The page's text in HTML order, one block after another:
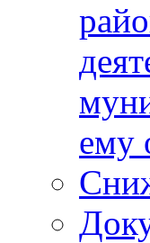
ему